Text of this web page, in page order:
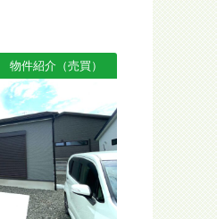
物件紹介（売買）